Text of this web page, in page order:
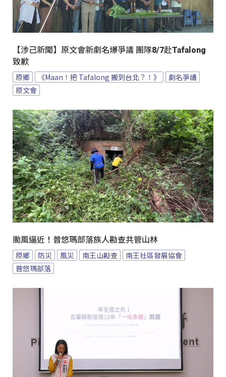
【涉己新聞】原文會新劇名爆爭議 團隊8/7赴Tafalong
致歉
原鄉 《Maan！把 Tafalong 搬到台北？！》
劇名爭議
原文會
颱風逼近！普悠瑪部落族人勘查共管山林
原鄉 防災 風災 南王山勘查
南王社區發展協會
普悠瑪部落